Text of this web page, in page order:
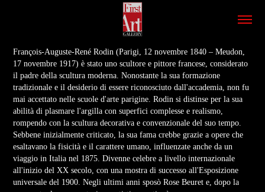
François-Auguste-René Rodin (Parigi, 12 novembre 1840 – Meudon,
17 novembre 1917) è stato uno scultore e pittore francese, considerato
il padre della scultura moderna. Nonostante la sua formazione
tradizionale e il desiderio di essere riconosciuto dall'accademia, non fu
mai accettato nelle scuole d'arte parigine. Rodin si distinse per la sua
abilità di plasmare l'argilla con superfici complesse e realismo,
rompendo con la scultura decorativa e convenzionale del suo tempo.
Sebbene inizialmente criticato, la sua fama crebbe grazie a opere che
esaltavano la fisicità e il carattere umano, influenzate anche da un
viaggio in Italia nel 1875. Divenne celebre a livello internazionale
all'inizio del XX secolo, con una mostra di successo all'Esposizione
universale del 1900. Negli ultimi anni sposò Rose Beuret e, dopo la